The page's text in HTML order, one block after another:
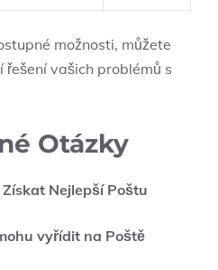
možnosti, můžete
vašich problémů s
Otázky
Získat Nejlepší Poštu
vyřídit na Poště